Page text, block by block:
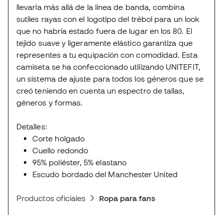
llevarla más allá de la línea de banda, combina
sutiles rayas con el logotipo del trébol para un look
que no habría estado fuera de lugar en los 80. El
tejido suave y ligeramente elástico garantiza que
representes a tu equipación con comodidad. Esta
camiseta se ha confeccionado utilizando UNITEFIT,
un sistema de ajuste para todos los géneros que se
creó teniendo en cuenta un espectro de tallas,
géneros y formas.
Detalles:
Corte holgado
Cuello redondo
95% poliéster, 5% elastano
Escudo bordado del Manchester United
Productos oficiales Ropa para fans